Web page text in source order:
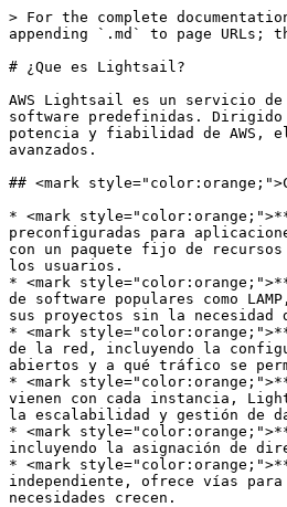
> For the complete
appending `.md` to page
# ¿Que es Lightsail?
AWS Lightsail es un servicio
software predefinidas. Dirigido
potencia y fiabilidad de AWS,
avanzados.
## <mark
* <mark
preconfiguradas para
con un paquete fijo de
los usuarios.
* <mark
de software populares como
sus proyectos sin la necesidad
* <mark
de la red, incluyendo la
abiertos y a qué tráfico se
* <mark
vienen con cada instancia,
la escalabilidad y gestión de
* <mark
incluyendo la asignación de
* <mark
independiente, ofrece vías
necesidades crecen.